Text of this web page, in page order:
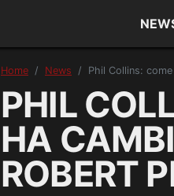
Home News Phil Collins:
PHIL
HA
ROBERT